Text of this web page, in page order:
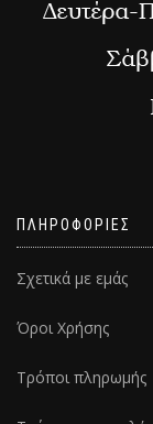
ΠΛΗΡΟΦΟΡΙΕΣ
Σχετικά με εμάς
Όροι Χρήσης
Τρόποι πληρωμής